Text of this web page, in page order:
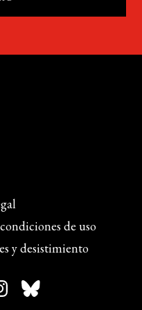
de uso
y desistimiento